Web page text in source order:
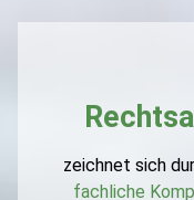
zeichnet sich
fachliche